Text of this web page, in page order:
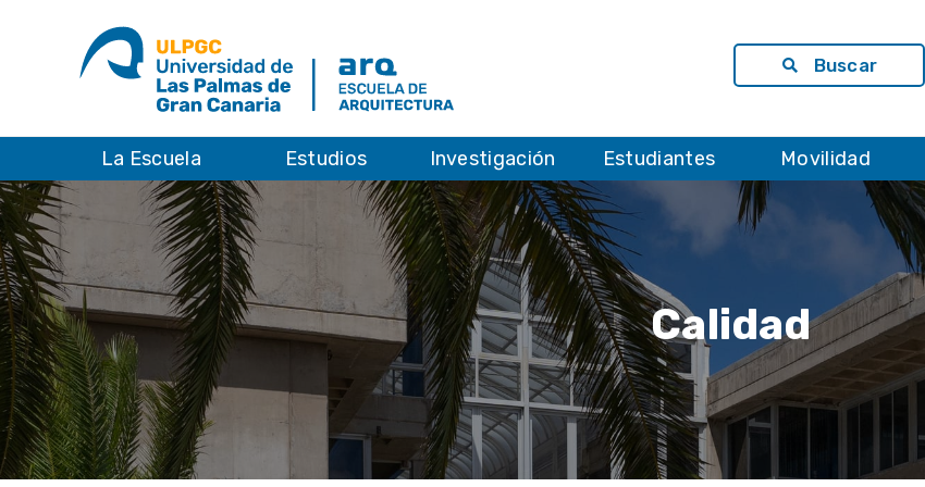
Buscar
La Escuela Estudios Investigación Estudiantes Movilidad
Calidad